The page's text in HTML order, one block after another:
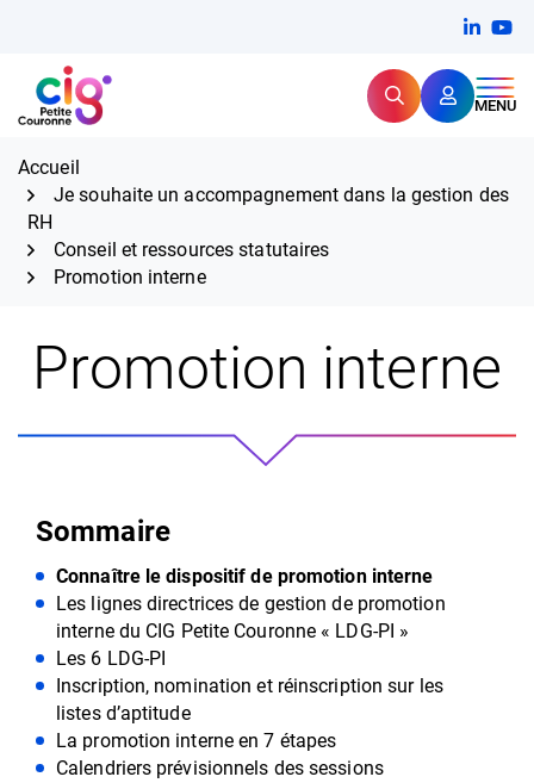
contenu
CIG Petite Couronne RechercherMENU
Expertise et proximité pour
Accueil
Je souhaite un accompagnement dans la gestion des
RH
Conseil et ressources statutaires
Promotion interne
Promotion interne
Sommaire
Connaître le dispositif de promotion interne
Les lignes directrices de gestion de promotion
interne du CIG Petite Couronne « LDG-PI »
Les 6 LDG-PI
Inscription, nomination et réinscription sur les
listes d’aptitude
La promotion interne en 7 étapes
Calendriers prévisionnels des sessions